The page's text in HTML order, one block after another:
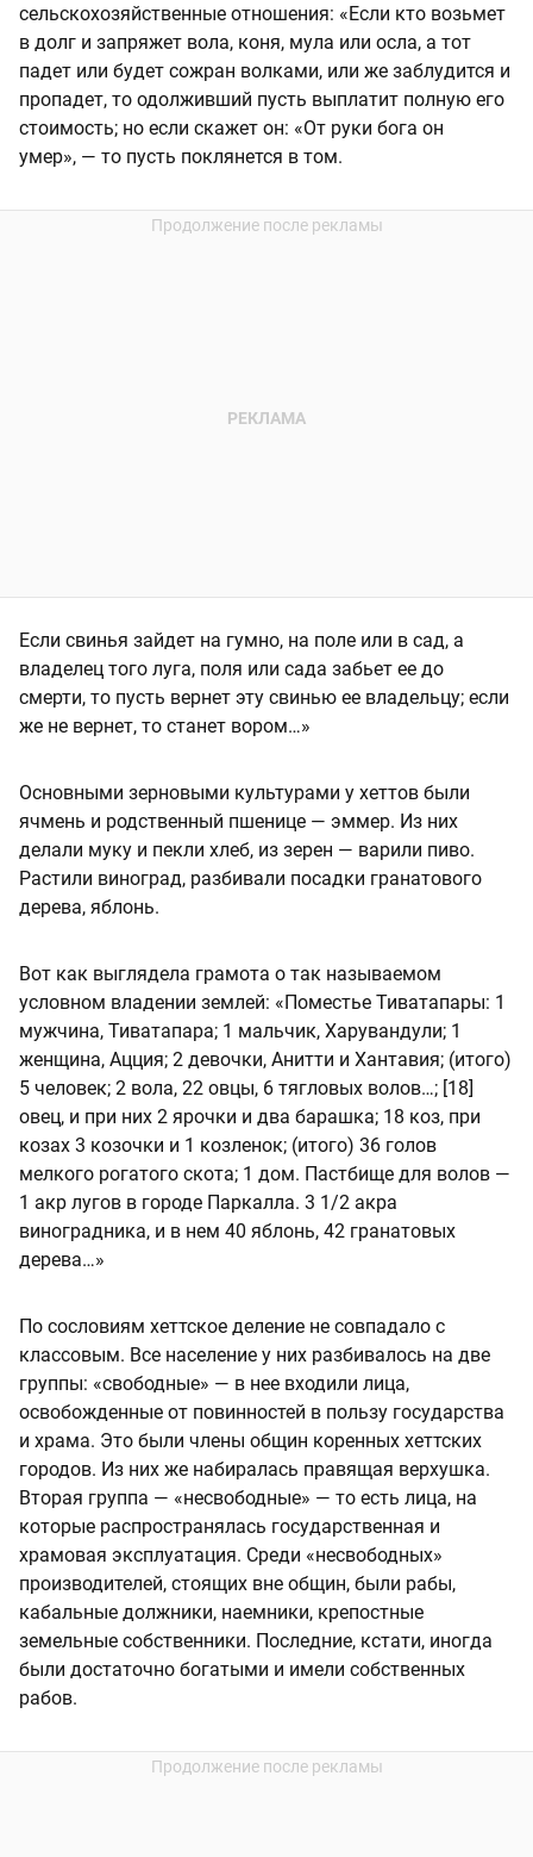
сельскохозяйственные отношения: «Если кто возьмет
в долг и запряжет вола, коня, мула или осла, а тот
падет или будет сожран волками, или же заблудится и
пропадет, то одолживший пусть выплатит полную его
стоимость; но если скажет он: «От руки бога он
умер», — то пусть поклянется в том.
Если свинья зайдет на гумно, на поле или в сад, а
владелец того луга, поля или сада забьет ее до
смерти, то пусть вернет эту свинью ее владельцу; если
же не вернет, то станет вором…»
Основными зерновыми культурами у хеттов были
ячмень и родственный пшенице — эммер. Из них
делали муку и пекли хлеб, из зерен — варили пиво.
Растили виноград, разбивали посадки гранатового
дерева, яблонь.
Вот как выглядела грамота о так называемом
условном владении землей: «Поместье Тиватапары: 1
мужчина, Тиватапара; 1 мальчик, Харувандули; 1
женщина, Ацция; 2 девочки, Анитти и Хантавия; (итого)
5 человек; 2 вола, 22 овцы, 6 тягловых волов…; [18]
овец, и при них 2 ярочки и два барашка; 18 коз, при
козах 3 козочки и 1 козленок; (итого) 36 голов
мелкого рогатого скота; 1 дом. Пастбище для волов —
1 акр лугов в городе Паркалла. 3 1/2 акра
виноградника, и в нем 40 яблонь, 42 гранатовых
дерева…»
По сословиям хеттское деление не совпадало с
классовым. Все население у них разбивалось на две
группы: «свободные» — в нее входили лица,
освобожденные от повинностей в пользу государства
и храма. Это были члены общин коренных хеттских
городов. Из них же набиралась правящая верхушка.
Вторая группа — «несвободные» — то есть лица, на
которые распространялась государственная и
храмовая эксплуатация. Среди «несвободных»
производителей, стоящих вне общин, были рабы,
кабальные должники, наемники, крепостные
земельные собственники. Последние, кстати, иногда
были достаточно богатыми и имели собственных
рабов.